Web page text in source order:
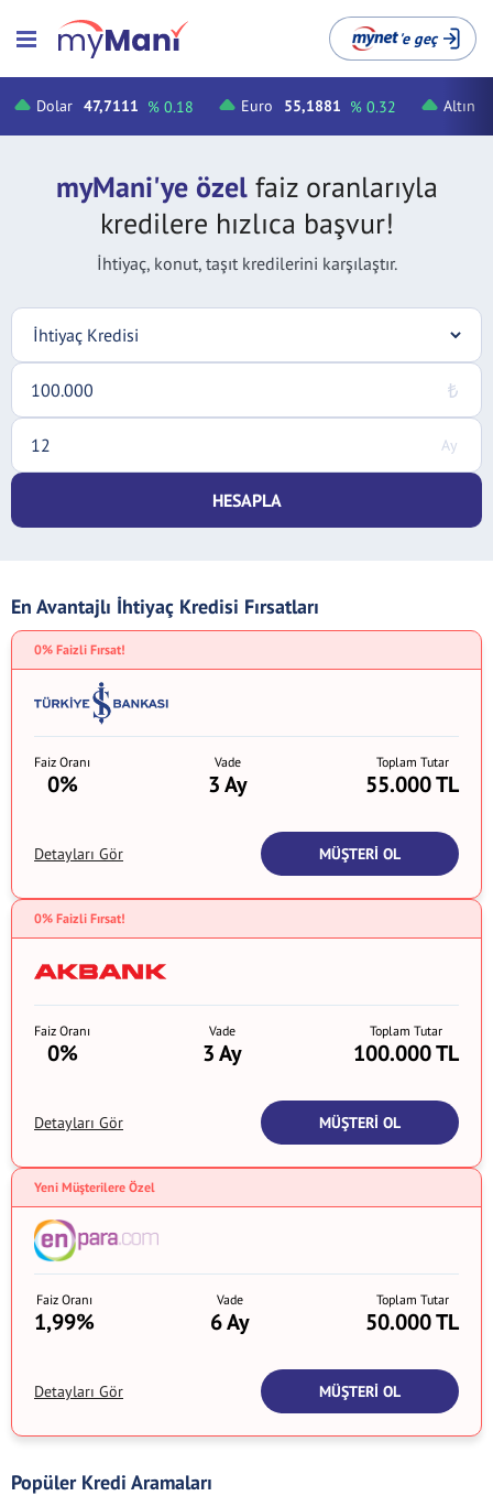
'e geç
Dolar 47,7111 % 0.18 Euro 55,1881 % 0.32 Altın
myMani'ye özelfaiz oranlarıyla
kredilere hızlıca başvur!
İhtiyaç, konut, taşıt kredilerini karşılaştır.
HESAPLA
En Avantajlı İhtiyaç Kredisi Fırsatları
0% Faizli Fırsat!
Faiz Oranı
0%
Vade
3 Ay
Toplam Tutar
55.000 TL
Detayları Gör MÜŞTERİ OL
0% Faizli Fırsat!
Faiz Oranı
0%
Vade
3 Ay
Toplam Tutar
100.000 TL
Detayları Gör MÜŞTERİ OL
Yeni Müşterilere Özel
Faiz Oranı
1,99%
Vade
6 Ay
Toplam Tutar
50.000 TL
Detayları Gör MÜŞTERİ OL
Popüler Kredi Aramaları